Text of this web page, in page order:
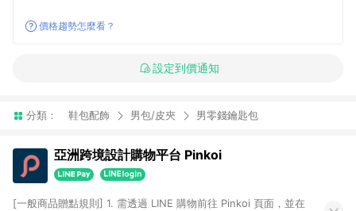
價格趨勢怎麼看？
設定到價通知
分類： 鞋包配飾 男包/皮夾 男零錢鑰匙包
亞洲跨境設計購物平台 Pinkoi
[一般商品贈點規則] 1. 需透過 LINE 購物前往 Pinkoi 頁面，並在